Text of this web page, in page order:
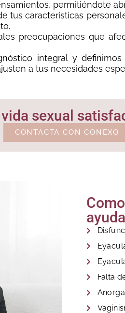
permitiéndote
tus características
preocupaciones que
integral y
a tus necesidades
sexual
CONTACTA CON CONEXO
Falta